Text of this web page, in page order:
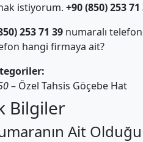
istiyorum. +90 (850) 253 71
253 71 39numaralı
hangi firmaya ait?
– Özel Tahsis Göçebe Hat
Bilgiler
Ait Olduğu